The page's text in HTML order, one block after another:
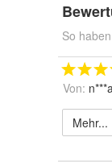
So
Von:
Mehr...